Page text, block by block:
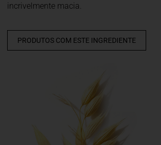
incrivelmente macia.
PRODUTOS COM ESTE INGREDIENTE